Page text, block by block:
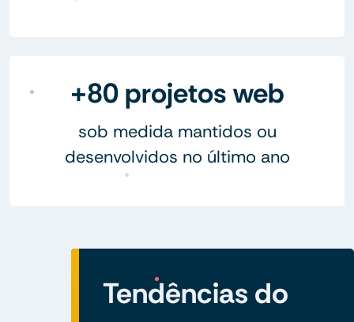
+80 projetos web
sob medida mantidos ou
desenvolvidos no último ano
Tendências do